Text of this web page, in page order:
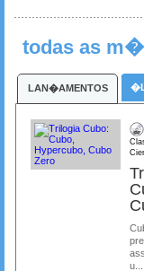
todas as
LAN�AMENTOS
u...